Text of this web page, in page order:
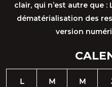
clair, qui n’est autre que
dématérialisation des
version
L M M